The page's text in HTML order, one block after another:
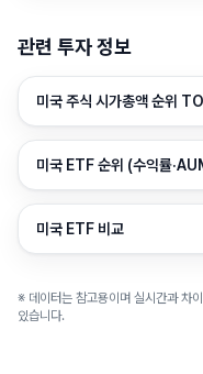
관련 투자 정보
미국 주식 시가총액 순위
미국 ETF 순위 (수익률
미국 ETF 비교
※ 데이터는 참고용이며 실시간과 차
있습니다.